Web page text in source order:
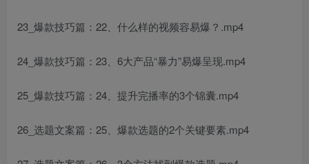
23_爆款技巧篇：22、什么样的视频容易爆？.mp4
24_爆款技巧篇：23、6大产品“暴力”易爆呈现.mp4
25_爆款技巧篇：24、提升完播率的3个锦囊.mp4
26_选题文案篇：25、爆款选题的2个关键要素.mp4